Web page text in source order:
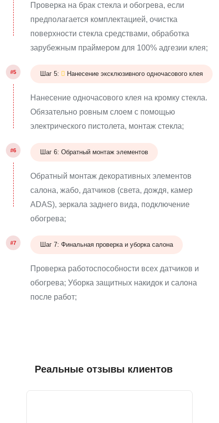
Проверка на брак стекла и обогрева, если
предполагается комплектацией, очистка
поверхности стекла средствами, обработка
зарубежным праймером для 100% адгезии клея;
#5 Шаг 5: Нанесение эксклюзивного одночасового клея
Нанесение одночасового клея на кромку стекла.
Обязательно ровным слоем с помощью
электрического пистолета, монтаж стекла;
#6 Шаг 6: Обратный монтаж элементов
Обратный монтаж декоративных элементов
салона, жабо, датчиков (света, дождя, камер
ADAS), зеркала заднего вида, подключение
обогрева;
#7 Шаг 7: Финальная проверка и уборка салона
Проверка работоспособности всех датчиков и
обогрева; Уборка защитных накидок и салона
после работ;
Реальные отзывы клиентов